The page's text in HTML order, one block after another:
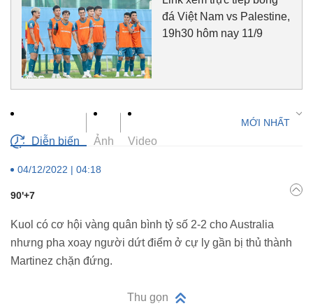
đá Việt Nam vs Palestine,
19h30 hôm nay 11/9
Diễn biến Ảnh Video
04/12/2022 | 04:18
90'+7
Kuol có cơ hội vàng quân bình tỷ số 2-2 cho Australia
nhưng pha xoay người dứt điểm ở cự ly gần bị thủ thành
Martinez chặn đứng.
Thu gọn